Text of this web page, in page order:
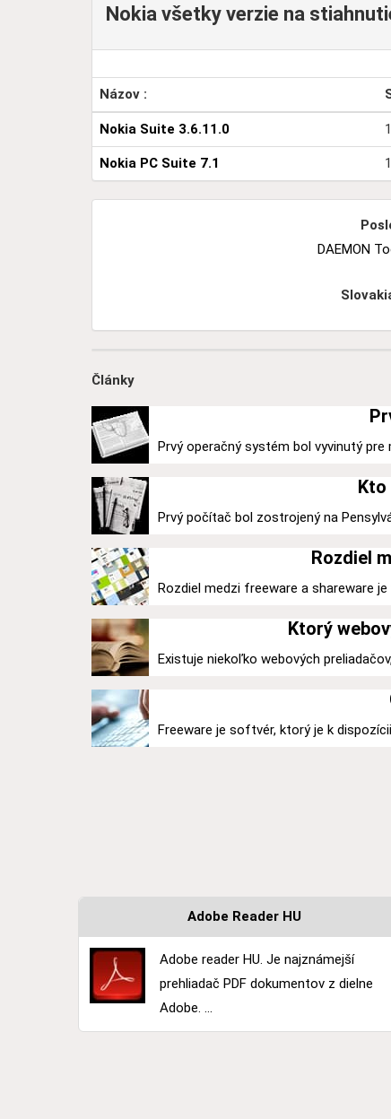
Nokia všetky verzie na
Názov :
Nokia Suite 3.6.11.0
Nokia PC Suite 7.1
DAEMON
Články
Prvý operačný systém bol vyvinutý
Prvý počítač bol zostrojený na
Rozdiel
Rozdiel medzi freeware a shareware
Ktorý
Existuje niekoľko webových
Freeware je softvér, ktorý je k
Adobe Reader HU
Adobe reader HU. Je najznámejší
prehliadač PDF dokumentov z dielne
Adobe. ...